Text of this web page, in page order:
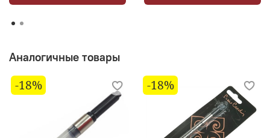
Аналогичные товары
-18% -18%